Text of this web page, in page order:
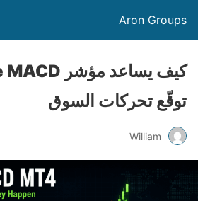
Aron Groups
توقّع تحركات السوق
William